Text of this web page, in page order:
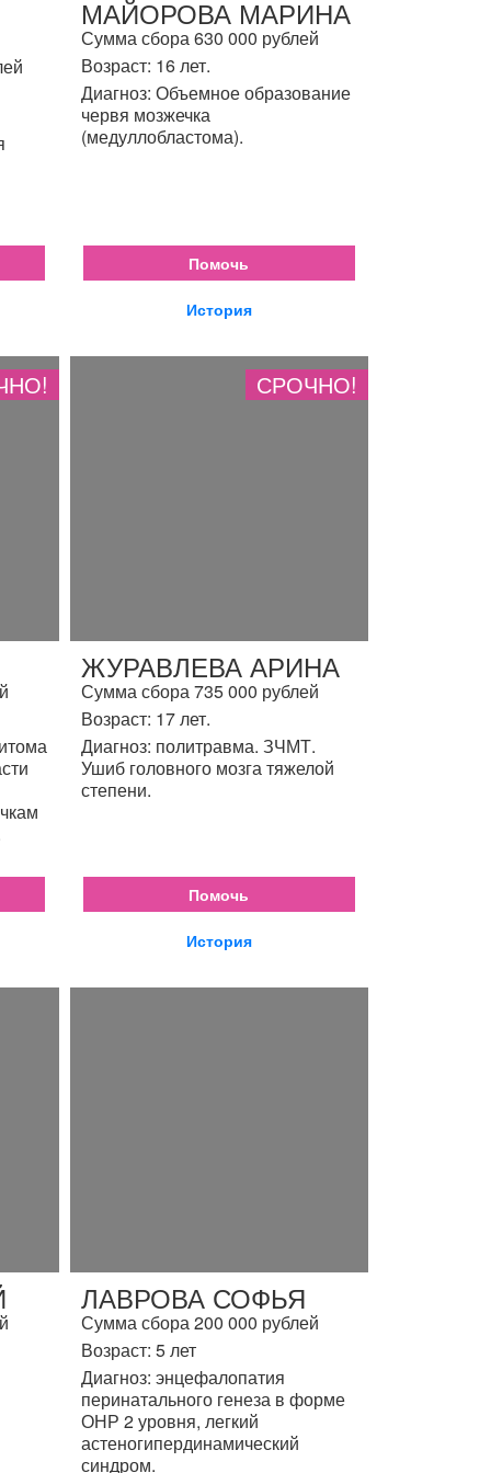
МАЙОРОВА МАРИНА
Сумма сбора 630 000 рублей
Возраст: 16 лет.
Диагноз: Объемное образование
червя мозжечка
(медуллобластома).
Помочь
История
СРОЧНО!
ЖУРАВЛЕВА АРИНА
Сумма сбора 735 000 рублей
Возраст: 17 лет.
Диагноз: политравма. ЗЧМТ.
Ушиб головного мозга тяжелой
степени.
Помочь
История
ЛАВРОВА СОФЬЯ
Сумма сбора 200 000 рублей
Возраст: 5 лет
Диагноз: энцефалопатия
перинатального генеза в форме
ОНР 2 уровня, легкий
астеногипердинамический
синдром.